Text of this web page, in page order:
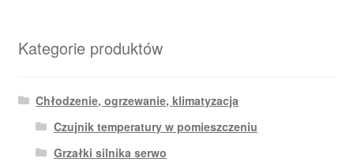
Kategorie produktów
Chłodzenie, ogrzewanie, klimatyzacja
Czujnik temperatury w pomieszczeniu
Grzałki silnika serwo